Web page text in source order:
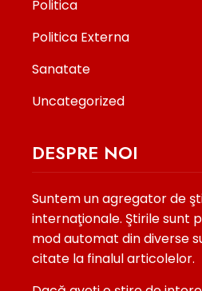
Politica
Politica Externa
Sanatate
Uncategorized
DESPRE NOI
Suntem un agregator de
internaţionale. Ştirile sunt
mod automat din diverse
citate la finalul articolelor.